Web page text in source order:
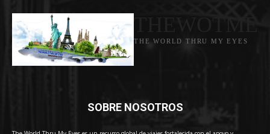
THE WORLD THRU MY EYES
SOBRE NOSOTROS